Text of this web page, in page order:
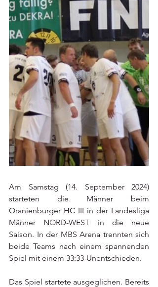
Am Samstag (14. September 2024)
starteten die Männer beim
Oranienburger HC III in der Landesliga
Männer NORD-WEST in die neue
Saison. In der MBS Arena trennten sich
beide Teams nach einem spannenden
Spiel mit einem 33:33-Unentschieden.
Das Spiel startete ausgeglichen. Bereits